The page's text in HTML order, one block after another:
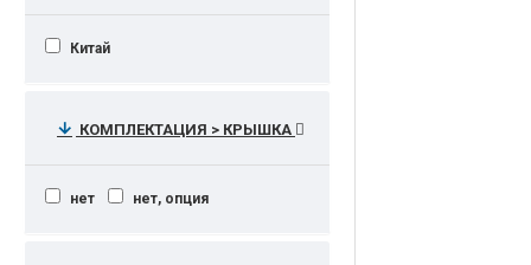
цветной принтер
Китай
КОМПЛЕКТАЦИЯ > КРЫШКА
нет нет, опция